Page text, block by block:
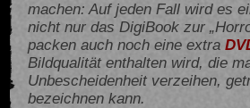
machen: Auf jeden Fall wird es
nicht nur das DigiBook zur
packen auch noch eine extra
Bildqualität enthalten wird, die
Unbescheidenheit verzeihen,
bezeichnen kann.